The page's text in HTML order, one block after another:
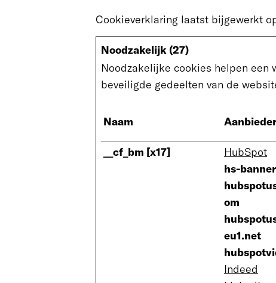
Cookieverklaring laatst bijgewerkt
Noodzakelijk (27)
Noodzakelijke cookies helpen een
beveiligde gedeelten van de
Naam Aanbieder
__cf_bm [x17]
HubSpot
hs-
om
eu1.net
Indeed